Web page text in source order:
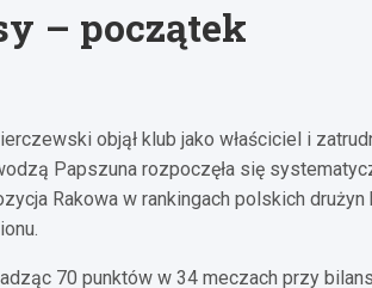
– początek
objął klub jako właściciel i
Papszuna rozpoczęła się
Rakowa w rankingach polskich drużyn
70 punktów w 34 meczach przy